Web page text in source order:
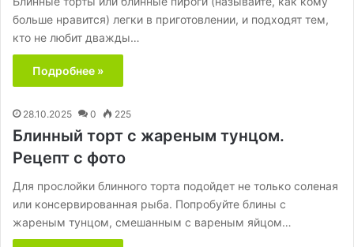
больше нравится) легки в приготовлении, и подходят тем,
кто не любит дважды…
Подробнее »
28.10.2025 0 225
Блинный торт с жареным тунцом.
Рецепт с фото
Для прослойки блинного торта подойдет не только соленая
или консервированная рыба. Попробуйте блины с
жареным тунцом, смешанным с вареным яйцом…